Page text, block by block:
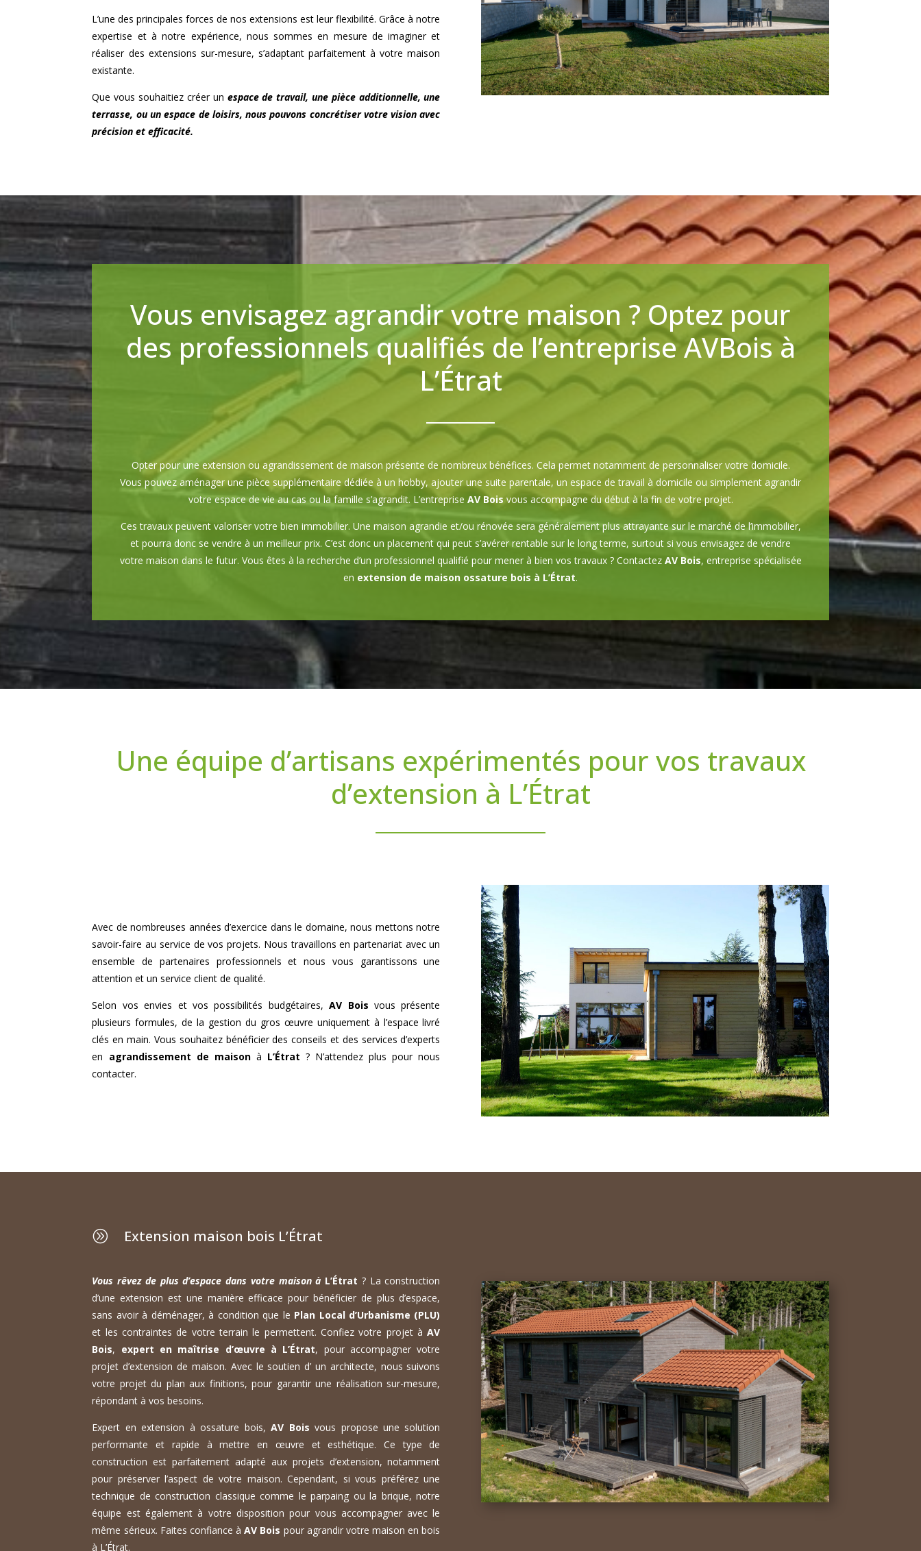
L’une des principales forces de nos extensions est leur flexibilité. Grâce à notre
expertise et à notre expérience, nous sommes en mesure de imaginer et
réaliser des extensions sur-mesure, s’adaptant parfaitement à votre maison
existante.
Que vous souhaitiez créer un espace de travail, une pièce additionnelle, une
terrasse, ou un espace de loisirs, nous pouvons concrétiser votre vision avec
précision et efficacité.
Vous envisagez agrandir votre maison ? Optez pour
des professionnels qualifiés de l’entreprise AVBois à
L’Étrat
Opter pour une extension ou agrandissement de maison présente de nombreux bénéfices. Cela permet notamment de personnaliser votre domicile.
Vous pouvez aménager une pièce supplémentaire dédiée à un hobby, ajouter une suite parentale, un espace de travail à domicile ou simplement agrandir
votre espace de vie au cas ou la famille s’agrandit. L’entreprise AV Bois vous accompagne du début à la fin de votre projet.
Ces travaux peuvent valoriser votre bien immobilier. Une maison agrandie et/ou rénovée sera généralement plus attrayante sur le marché de l’immobilier,
et pourra donc se vendre à un meilleur prix. C’est donc un placement qui peut s’avérer rentable sur le long terme, surtout si vous envisagez de vendre
votre maison dans le futur. Vous êtes à la recherche d’un professionnel qualifié pour mener à bien vos travaux ? Contactez AV Bois, entreprise spécialisée
en extension de maison ossature bois à L’Étrat.
Une équipe d’artisans expérimentés pour vos travaux
d’extension à L’Étrat
Avec de nombreuses années d’exercice dans le domaine, nous mettons notre
savoir-faire au service de vos projets. Nous travaillons en partenariat avec un
ensemble de partenaires professionnels et nous vous garantissons une
attention et un service client de qualité.
Selon vos envies et vos possibilités budgétaires,AV Bois vous présente
plusieurs formules, de la gestion du gros œuvre uniquement à l’espace livré
clés en main. Vous souhaitez bénéficier des conseils et des services d’experts
en agrandissement de maisonà L’Étrat ? N’attendez plus pour nous
contacter.
A Extension maison bois L’Étrat
Vous rêvez de plus d’espace dans votre maison à L’Étrat ? La construction
d’une extension est une manière efficace pour bénéficier de plus d’espace,
sans avoir à déménager, à condition que le Plan Local d’Urbanisme (PLU)
et les contraintes de votre terrain le permettent. Confiez votre projet àAV
Bois, expert en maîtrise d’œuvre à L’Étrat, pour accompagner votre
projet d’extension de maison. Avec le soutien d’ un architecte, nous suivons
votre projet du plan aux finitions, pour garantir une réalisation sur-mesure,
répondant à vos besoins.
Expert en extension à ossature bois,AV Bois vous propose une solution
performante et rapide à mettre en œuvre et esthétique. Ce type de
construction est parfaitement adapté aux projets d’extension, notamment
pour préserver l’aspect de votre maison. Cependant, si vous préférez une
technique de construction classique comme le parpaing ou la brique, notre
équipe est également à votre disposition pour vous accompagner avec le
même sérieux. Faites confiance àAV Bois pour agrandir votre maison en bois
à L’Étrat.